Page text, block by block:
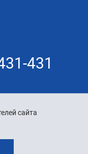
сайта
431